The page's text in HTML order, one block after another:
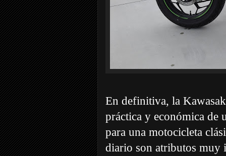
En definitiva, la
práctica y económica de
para una motocicleta
diario son atributos muy